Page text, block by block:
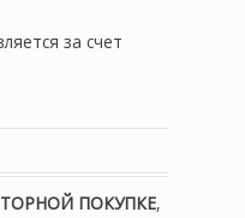
за счет
ПОКУПКЕ,